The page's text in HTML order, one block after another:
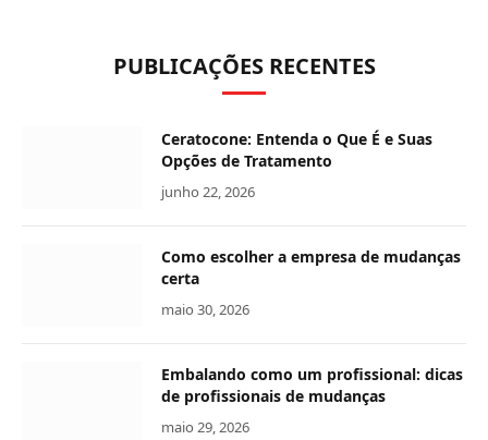
PUBLICAÇÕES RECENTES
Ceratocone: Entenda o Que É e Suas
Opções de Tratamento
junho 22, 2026
Como escolher a empresa de mudanças
certa
maio 30, 2026
Embalando como um profissional: dicas
de profissionais de mudanças
maio 29, 2026